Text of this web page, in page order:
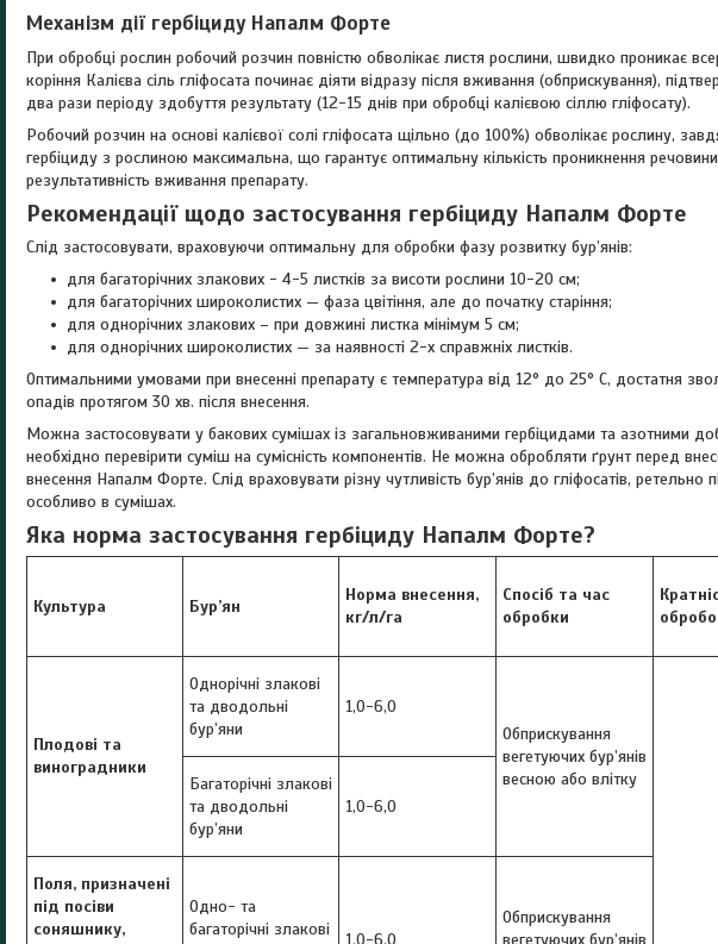
Механізм дії гербіциду Напалм Форте
При обробці рослин робочий розчин повністю обволікає листя рослини, швидко проникає
коріння Калієва сіль гліфосата починає діяти відразу після вживання (обприскування),
два рази періоду здобуття результату (12-15 днів при обробці калієвою сіллю гліфосату).
Робочий розчин на основі калієвої солі гліфосата щільно (до 100%) обволікає рослину,
гербіциду з рослиною максимальна, що гарантує оптимальну кількість проникнення
результативність вживання препарату.
Рекомендації щодо застосування гербіциду Напалм Форте
Слід застосовувати, враховуючи оптимальну для обробки фазу розвитку бур’янів:
для багаторічних злакових - 4-5 листків за висоти рослини 10-20 см;
для багаторічних широколистих — фаза цвітіння, але до початку старіння;
для однорічних злакових – при довжині листка мінімум 5 см;
для однорічних широколистих — за наявності 2-х справжніх листків.
Оптимальними умовами при внесенні препарату є температура від 12° до 25° С, достатня
опадів протягом 30 хв. після внесення.
Можна застосовувати у бакових сумішах із загальновживаними гербіцидами та азотними
необхідно перевірити суміш на сумісність компонентів. Не можна обробляти ґрунт перед
внесення Напалм Форте. Слід враховувати різну чутливість бур’янів до гліфосатів, ретельно
особливо в сумішах.
Яка норма застосування гербіциду Напалм Форте?
Культура Бур’ян
Норма внесення,
кг/л/га
Спосіб та час
обробки
Плодові та
виноградники
Однорічні злакові
та дводольні
бур’яни
1,0-6,0
Обприскування
вегетуючих бур’янів
весною або влітку
Багаторічні злакові
та дводольні
бур’яни
1,0-6,0
Поля, призначені
під посіви
соняшнику,
Одно- та
багаторічні злакові
Обприскування